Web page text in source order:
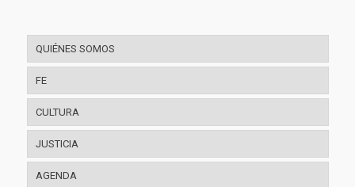
QUIÉNES SOMOS
FE
CULTURA
JUSTICIA
AGENDA